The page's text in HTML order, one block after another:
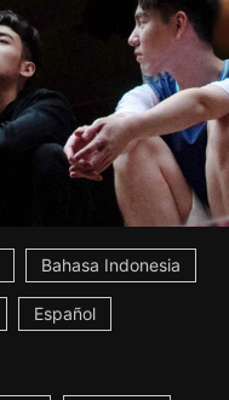
Bahasa Indonesia
Español